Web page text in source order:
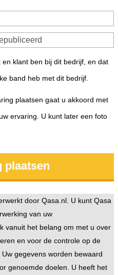
klant ben bij dit bedrijf, en dat
band heb met dit bedrijf.
plaatsen gaat u akkoord met
ervaring. U kunt later een foto
door Qasa.nl. U kunt Qasa
van uw
vanuit het belang om met u over
en voor de controle op de
gegevens worden bewaard
genoemde doelen. U heeft het